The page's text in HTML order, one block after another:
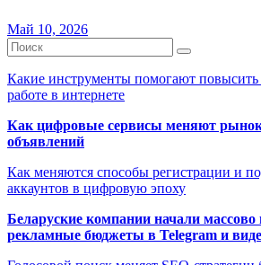
Май 10, 2026
Какие инструменты помогают повысить
работе в интернете
Как цифровые сервисы меняют
объявлений
Как меняются способы регистрации и
аккаунтов в цифровую эпоху
Беларуские компании начали массово
рекламные бюджеты в Telegram и